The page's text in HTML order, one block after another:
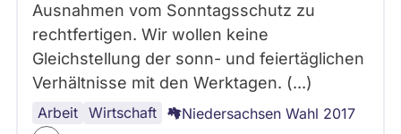
Ausnahmen vom Sonntagsschutz zu
rechtfertigen. Wir wollen keine
Gleichstellung der sonn- und feiertäglichen
Verhältnisse mit den Werktagen. (...)
Arbeit Wirtschaft
Handel Niedersachsen Wahl 2017